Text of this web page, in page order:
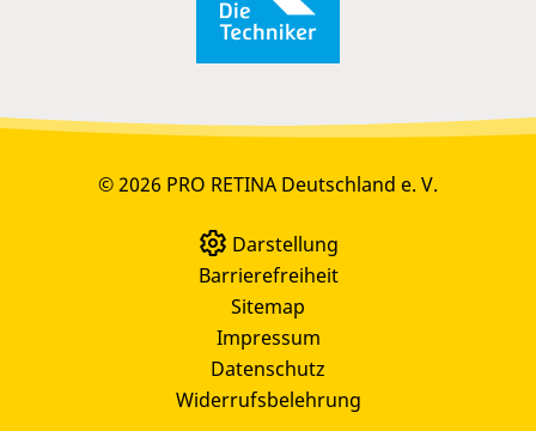
© 2026 PRO RETINA Deutschland e. V.
Darstellung
Barrierefreiheit
Sitemap
Impressum
Datenschutz
Widerrufsbelehrung